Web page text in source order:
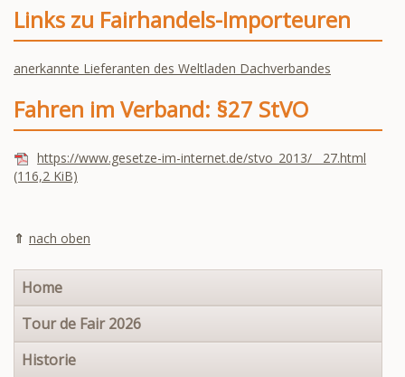
Links zu Fairhandels-Importeuren
anerkannte Lieferanten des Weltladen Dachverbandes
Fahren im Verband: §27 StVO
https://www.gesetze-im-internet.de/stvo_2013/__27.html
(116,2 KiB)
nach oben
Navigation
überspringen
Home
Tour de Fair 2026
Historie